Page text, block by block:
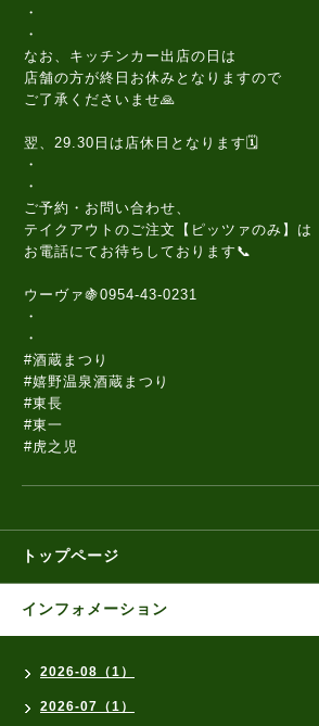
・
・
なお、キッチンカー出店の日は
店舗の方が終日お休みとなりますので
ご了承くださいませ🙏
翌、29.30日は店休日となります🗓️
・
・
ご予約・お問い合わせ、
テイクアウトのご注文【ピッツァのみ】は
お電話にてお待ちしております📞
ウーヴァ🍇0954-43-0231
・
・
#酒蔵まつり
#嬉野温泉酒蔵まつり
#東長
#東一
#虎之児
トップページ
インフォメーション
2026-08（1）
2026-07（1）